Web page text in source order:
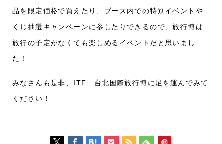
品を限定価格で買えたり、ブース内での特別イベントや
くじ抽選キャンペーンに参したりできるので、旅行博は
旅行の予定がなくても楽しめるイベントだと思いまし
た！
みなさんも是非、ITF 台北国際旅行博に足を運んでみて
ください！